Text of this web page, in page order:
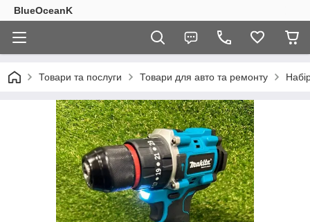
BlueOceanK
Товари та послуги Товари для авто та ремонту